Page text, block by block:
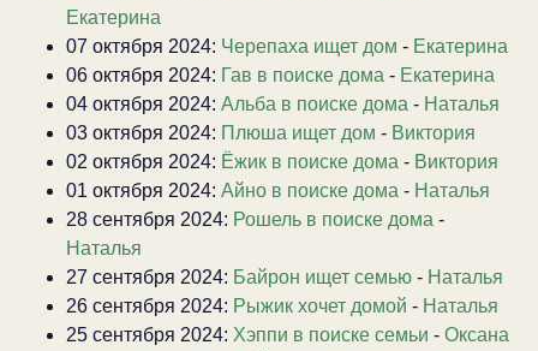
Екатерина
07 октября 2024: Черепаха ищет дом - Екатерина
06 октября 2024: Гав в поиске дома - Екатерина
04 октября 2024: Альба в поиске дома - Наталья
03 октября 2024: Плюша ищет дом - Виктория
02 октября 2024: Ёжик в поиске дома - Виктория
01 октября 2024: Айно в поиске дома - Наталья
28 сентября 2024: Рошель в поиске дома -
Наталья
27 сентября 2024: Байрон ищет семью - Наталья
26 сентября 2024: Рыжик хочет домой - Наталья
25 сентября 2024: Хэппи в поиске семьи - Оксана